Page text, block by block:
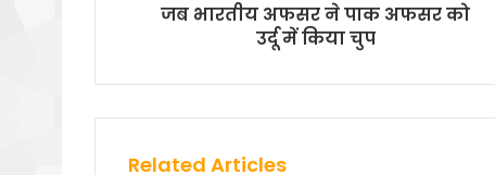
जब भारतीय अफसर ने पाक अफसर को
उर्दू में किया चुप
Related Articles